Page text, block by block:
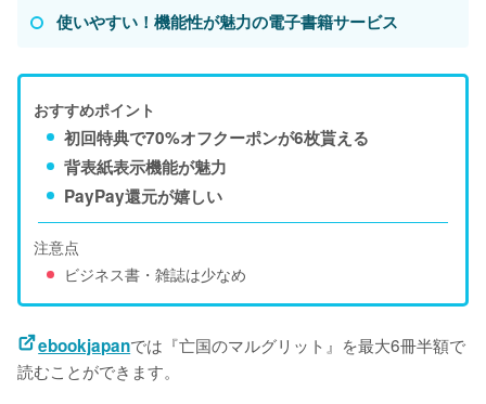
使いやすい！機能性が魅力の電子書籍サービス
おすすめポイント
初回特典で70%オフクーポンが6枚貰える
背表紙表示機能が魅力
PayPay還元が嬉しい
注意点
ビジネス書・雑誌は少なめ
ebookjapanでは『亡国のマルグリット』を最大6冊半額で
読むことができます。